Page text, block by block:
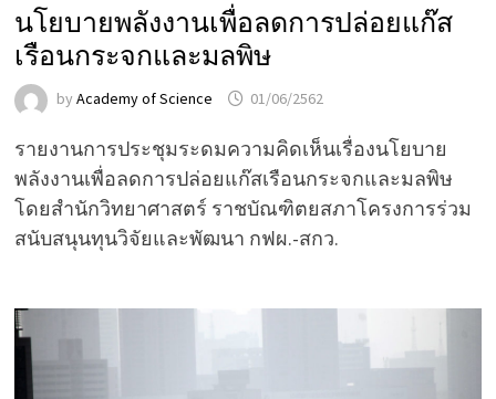
นโยบายพลังงานเพื่อลดการปล่อยแก๊ส
เรือนกระจกและมลพิษ
by Academy of Science 01/06/2562
รายงานการประชุมระดมความคิดเห็นเรื่องนโยบาย
พลังงานเพื่อลดการปล่อยแก๊สเรือนกระจกและมลพิษ
โดยสำนักวิทยาศาสตร์ ราชบัณฑิตยสภาโครงการร่วม
สนับสนุนทุนวิจัยและพัฒนา กฟผ.-สกว.